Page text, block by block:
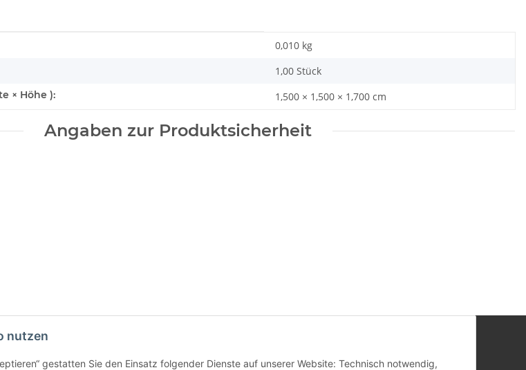
nutzen
gestatten Sie den Einsatz folgender Dienste auf unserer Website: Technisch notwendig,
0,010 kg
1,00 Stück
× Höhe ): 1,500 × 1,500 × 1,700 cm
Angaben zur Produktsicherheit